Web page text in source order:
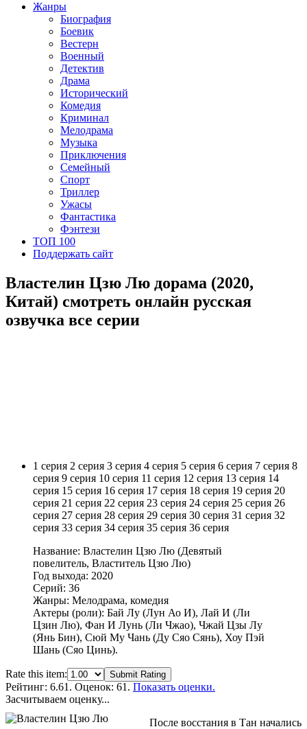
Жанры
Биография
Боевик
Вестерн
Военный
Детектив
Драма
Исторический
Комедия
Криминал
Мелодрама
Музыка
Приключения
Семейный
Спорт
Триллер
Ужасы
Фантастика
Фэнтези
ТОП 100
Поддержать сайт
Властелин Цзю Лю дорама (2020,
Китай) смотреть онлайн русская
озвучка все серии
1 серия 2 серия 3 серия 4 серия 5 серия 6 серия 7 серия 8
серия 9 серия 10 серия 11 серия 12 серия 13 серия 14
серия 15 серия 16 серия 17 серия 18 серия 19 серия 20
серия 21 серия 22 серия 23 серия 24 серия 25 серия 26
серия 27 серия 28 серия 29 серия 30 серия 31 серия 32
серия 33 серия 34 серия 35 серия 36 серия
Название: Властелин Цзю Лю (Девятый
повелитель, Властитель Цзю Лю)
Год выхода: 2020
Серий: 36
Жанры: Мелодрама, комедия
Актеры (роли): Бай Лу (Лун Ао И), Лай И (Ли
Цзин Лю), Фан И Лунь (Ли Чжао), Чжай Цзы Лу
(Янь Бин), Сюй Му Чань (Ду Сяо Сянь), Хоу Пэй
Шань (Сяо Цинь).
Rate this item: Submit Rating
Рейтинг: 6.61 . Оценок: 61. Показать оценки.
Засчитываем оценку...
После восстания в Тан начались